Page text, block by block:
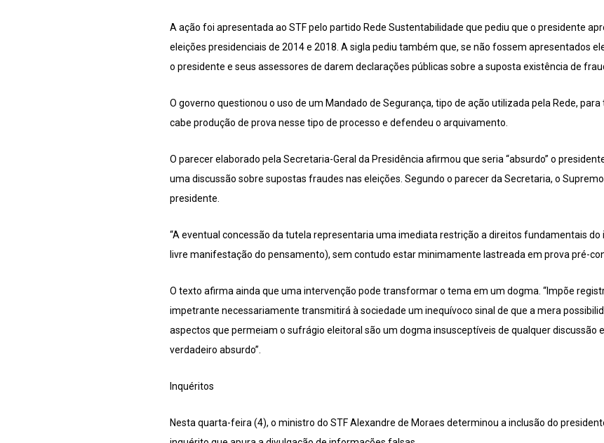
A ação foi apresentada ao STF pelo partido Rede Sustentabilidade que pediu que o presidente
eleições presidenciais de 2014 e 2018. A sigla pediu também que, se não fossem apresentados
o presidente e seus assessores de darem declarações públicas sobre a suposta existência de
O governo questionou o uso de um Mandado de Segurança, tipo de ação utilizada pela Rede,
cabe produção de prova nesse tipo de processo e defendeu o arquivamento.
O parecer elaborado pela Secretaria-Geral da Presidência afirmou que seria “absurdo” o
uma discussão sobre supostas fraudes nas eleições. Segundo o parecer da Secretaria, o
presidente.
“A eventual concessão da tutela representaria uma imediata restrição a direitos fundamentais
livre manifestação do pensamento), sem contudo estar minimamente lastreada em prova pré-
O texto afirma ainda que uma intervenção pode transformar o tema em um dogma. “Impõe
impetrante necessariamente transmitirá à sociedade um inequívoco sinal de que a mera
aspectos que permeiam o sufrágio eleitoral são um dogma insusceptíveis de qualquer discussão
verdadeiro absurdo”.
Inquéritos
Nesta quarta-feira (4), o ministro do STF Alexandre de Moraes determinou a inclusão do